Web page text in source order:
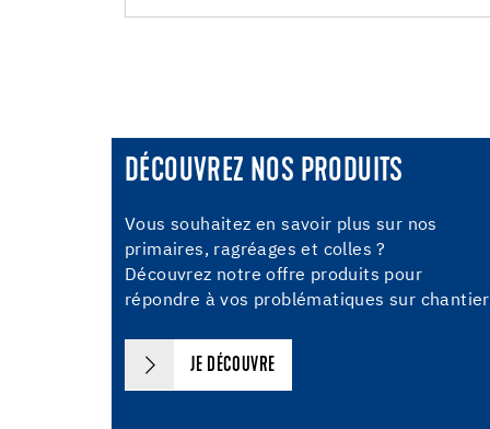
DÉCOUVREZ NOS PRODUITS
Vous souhaitez en savoir plus sur nos
primaires, ragréages et colles ?
Découvrez notre offre produits pour
répondre à vos problématiques sur
JE DÉCOUVRE